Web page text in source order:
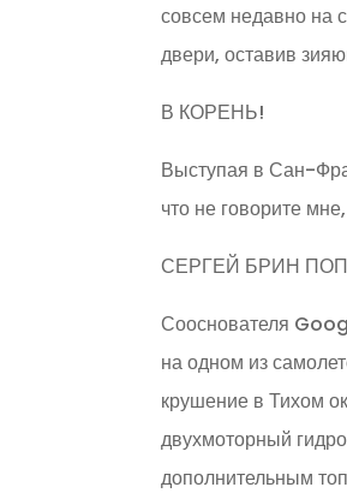
совсем недавно на
двери, оставив
В КОРЕНЬ!
Выступая в Сан-
что не говорите
СЕРГЕЙ БРИН
Сооснователя
на одном из
крушение в Тихом
двухмоторный
дополнительным